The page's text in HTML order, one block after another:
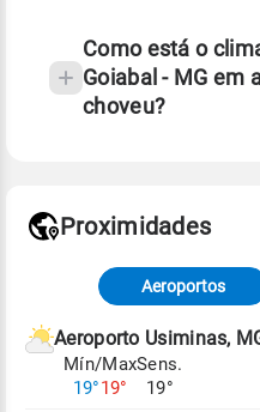
Fonte: 30 anos de
Como está o
Goiabal - MG em
choveu?
Fonte: dados
meteorológicas e
de Tempo e Estudos
Para obter mais
Proximidades
Aeroportos
Aeroporto Usiminas,
Mín/Max
19°19°
Sens.
19°